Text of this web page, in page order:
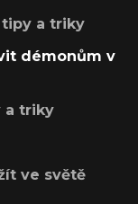
tipy a triky
démonům v
a triky
ve světě